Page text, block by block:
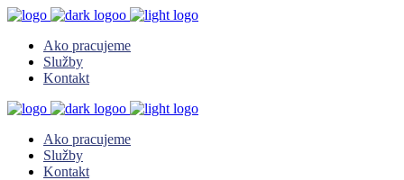
Ako pracujeme
Služby
Kontakt
Ako pracujeme
Služby
Kontakt